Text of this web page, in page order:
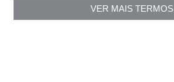
VER MAIS TERMOS